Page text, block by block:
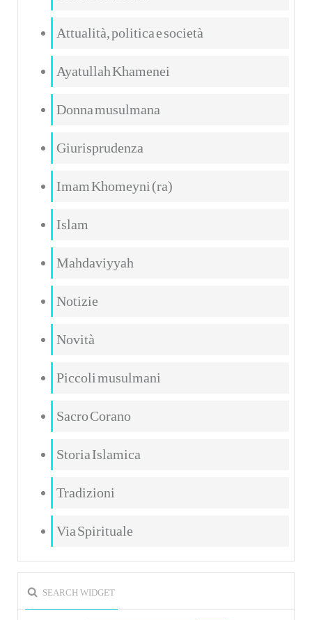
Attualità, politica e società
Ayatullah Khamenei
Donna musulmana
Giurisprudenza
Imam Khomeyni (ra)
Islam
Mahdaviyyah
Notizie
Novità
Piccoli musulmani
Sacro Corano
Storia Islamica
Tradizioni
Via Spirituale
SEARCH WIDGET